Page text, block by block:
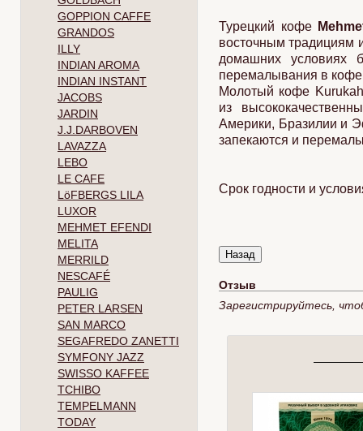
GOPPION CAFFE
GRANDOS
ILLY
INDIAN AROMA
INDIAN INSTANT
JACOBS
JARDIN
J.J.DARBOVEN
LAVAZZA
LEBO
LE CAFE
LöFBERGS LILA
LUXOR
MEHMET EFENDI
MELITA
MERRILD
NESCAFÉ
PAULIG
PETER LARSEN
SAN MARCO
SEGAFREDO ZANETTI
SYMFONY JAZZ
SWISSO KAFFEE
TCHIBO
TEMPELMANN
TODAY
Турецкий кофе
восточным традициям
домашних условиях
перемалывания в
Молотый кофе
из
Америки, Бразилии и
запекаются и
Срок годности и
Отзыв
Зарегистрируйтесь,